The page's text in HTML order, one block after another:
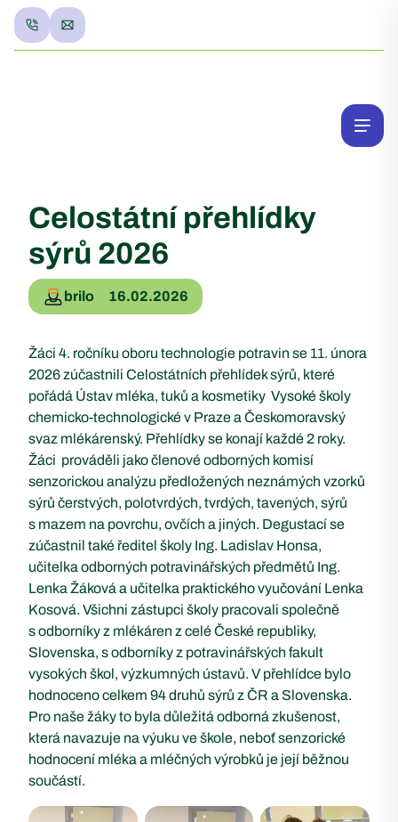
Celostátní přehlídky
sýrů 2026
brilo 16.02.2026
Žáci 4. ročníku oboru technologie potravin se 11. února
2026 zúčastnili Celostátních přehlídek sýrů, které
pořádá Ústav mléka, tuků a kosmetiky Vysoké školy
chemicko-technologické v Praze a Českomoravský
svaz mlékárenský. Přehlídky se konají každé 2 roky.
Žáci prováděli jako členové odborných komisí
senzorickou analýzu předložených neznámých vzorků
sýrů čerstvých, polotvrdých, tvrdých, tavených, sýrů
s mazem na povrchu, ovčích a jiných. Degustací se
zúčastnil také ředitel školy Ing. Ladislav Honsa,
učitelka odborných potravinářských předmětů Ing.
Lenka Žáková a učitelka praktického vyučování Lenka
Kosová. Všichni zástupci školy pracovali společně
s odborníky z mlékáren z celé České republiky,
Slovenska, s odborníky z potravinářských fakult
vysokých škol, výzkumných ústavů. V přehlídce bylo
hodnoceno celkem 94 druhů sýrů z ČR a Slovenska.
Pro naše žáky to byla důležitá odborná zkušenost,
která navazuje na výuku ve škole, neboť senzorické
hodnocení mléka a mléčných výrobků je její běžnou
součástí.